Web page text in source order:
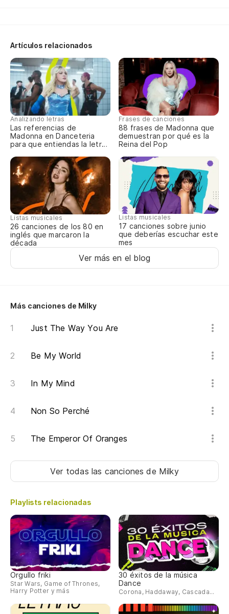
Artículos relacionados
Analizando letras
Las referencias de
Madonna en Danceteria
para que entiendas la letra
Frases de canciones
88 frases de Madonna que
demuestran por qué es la
Reina del Pop
Listas musicales
26 canciones de los 80 en
inglés que marcaron la
década
Listas musicales
17 canciones sobre junio
que deberías escuchar este
mes
Ver más en el blog
Más canciones de Milky
Just The Way You Are
Be My World
In My Mind
Non So Perché
The Emperor Of Oranges
Ver todas las cancionesde Milky
Playlists relacionadas
Orgullo friki
Star Wars, Game of Thrones,
Harry Potter y más
30 éxitos de la música
Dance
Corona, Haddaway, Cascada...